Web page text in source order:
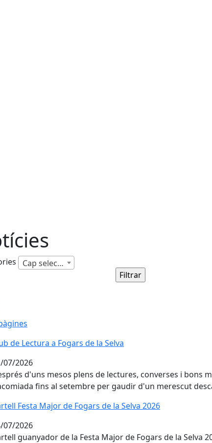
Cap selecció
de Lectura a Fogars de la Selva
de Lectura a Fogars de la Selva
07/2026
d'uns mesos plens de lectures, converses i bons
fins al setembre per gaudir d'un merescut
Festa Major de Fogars de la Selva 2026
Festa Major de Fogars de la Selva 2026
07/2026
guanyador de la Festa Major de Fogars de la Selva